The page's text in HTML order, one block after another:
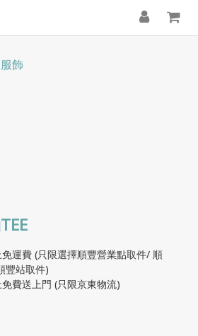
飾
運費 (只限選擇順豐營業點取件/ 順
豐站取件)
費送上門 (只限京東物流)